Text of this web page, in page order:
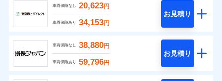
車両保険なし 20,623円
車両保険あり 34,153円
お見積り
車両保険なし 38,880円
車両保険あり 59,796円
お見積り